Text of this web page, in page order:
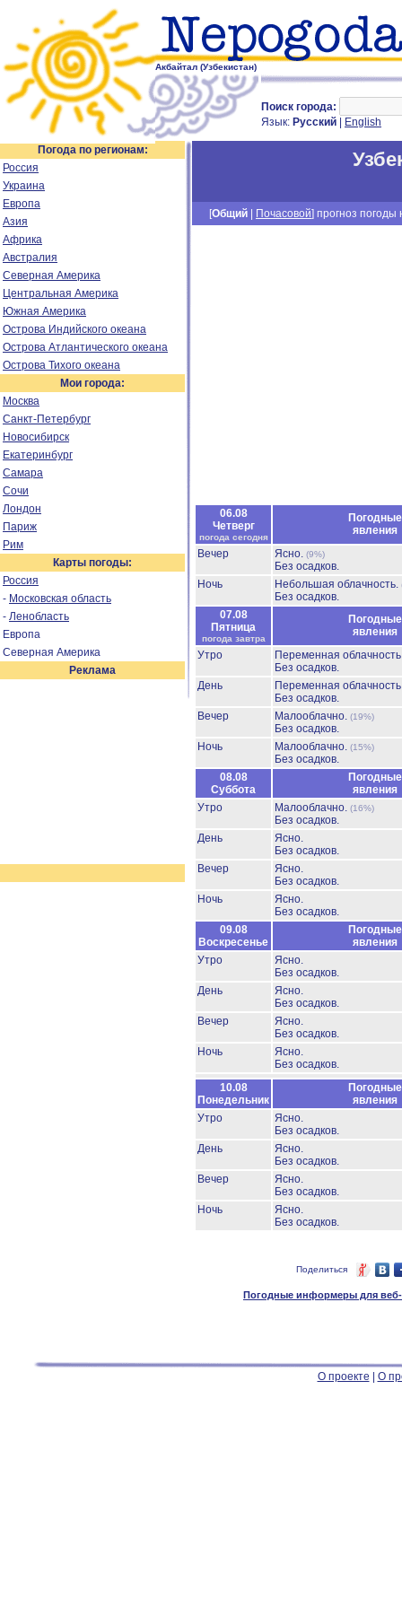
Акбайтал (Узбекистан)
Поиск города:
Язык: Русский English
Погода по регионам:
Россия
Украина
Европа
Азия
Африка
Австралия
Северная Америка
Центральная Америка
Южная Америка
Острова Индийского океана
Острова Атлантического океана
Острова Тихого океана
Мои города:
Москва
Санкт-Петербург
Новосибирск
Екатеринбург
Самара
Сочи
Лондон
Париж
Рим
Карты погоды:
Россия
- Московская область
- Ленобласть
Европа
Северная Америка
Реклама
[Общий Почасовой] прогноз погоды
06.08
Четверг
погода сегодня
Погодные
явления
Вечер
Ясно. (9%)
Без осадков.
Ночь
Небольшая облачность.
Без осадков.
07.08
Пятница
погода завтра
Погодные
явления
Утро
Переменная
Без осадков.
День
Переменная
Без осадков.
Вечер
Малооблачно. (19%)
Без осадков.
Ночь
Малооблачно. (15%)
Без осадков.
08.08
Суббота
Погодные
явления
Утро
Малооблачно. (16%)
Без осадков.
День
Ясно.
Без осадков.
Вечер
Ясно.
Без осадков.
Ночь
Ясно.
Без осадков.
09.08
Воскресенье
Погодные
явления
Утро
Ясно.
Без осадков.
День
Ясно.
Без осадков.
Вечер
Ясно.
Без осадков.
Ночь
Ясно.
Без осадков.
10.08
Понедельник
Погодные
явления
Утро
Ясно.
Без осадков.
День
Ясно.
Без осадков.
Вечер
Ясно.
Без осадков.
Ночь
Ясно.
Без осадков.
Поделиться
Погодные информеры для веб-
О проекте О